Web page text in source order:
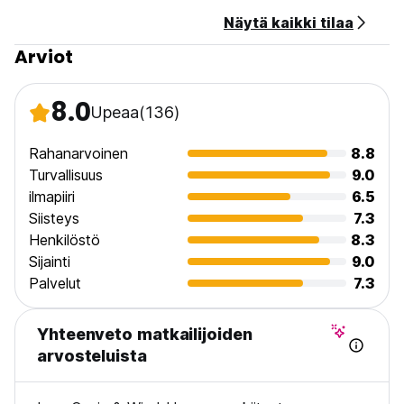
Näytä kaikki tilaa
Arviot
8.0Upeaa(136)
Rahanarvoinen
8.8
Turvallisuus
9.0
ilmapiiri
6.5
Siisteys
7.3
Henkilöstö
8.3
Sijainti
9.0
Palvelut
7.3
Yhteenveto matkailijoiden
arvosteluista